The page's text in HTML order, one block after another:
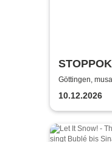
SOLO-
Göttingen, musa
10.12.2026